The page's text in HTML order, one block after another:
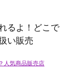
るよ！どこで
い販売
人気商品販売店